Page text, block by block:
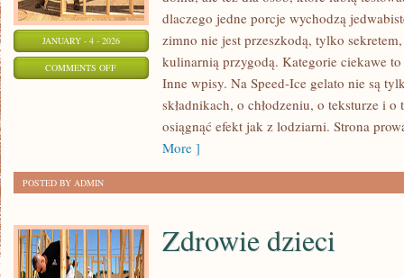
JANUARY - 4 - 2026
COMMENTS OFFON
ALKOHOLOWE
dlaczego jedne porcje wychodzą
zimno nie jest przeszkodą, tylko
kulinarnią przygodą. Kategorie ciekawe
Inne wpisy. Na Speed-Ice gelato nie są
składnikach, o chłodzeniu, o teksturze i
osiągnąć efekt jak z lodziarni. Strona
More ]
POSTED BY ADMIN
Zdrowie dzieci